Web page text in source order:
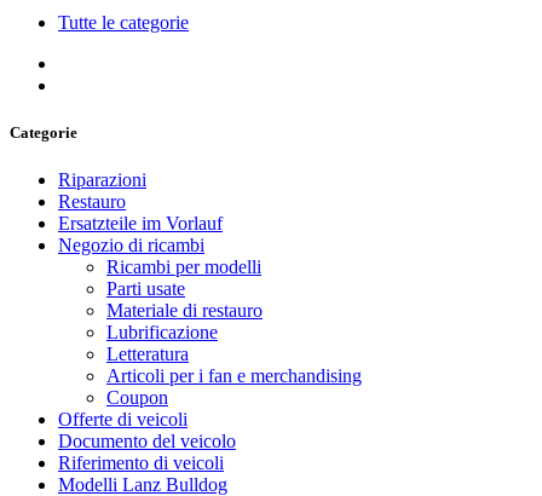
Tutte le categorie
Categorie
Riparazioni
Restauro
Ersatzteile im Vorlauf
Negozio di ricambi
Ricambi per modelli
Parti usate
Materiale di restauro
Lubrificazione
Letteratura
Articoli per i fan e merchandising
Coupon
Offerte di veicoli
Documento del veicolo
Riferimento di veicoli
Modelli Lanz Bulldog